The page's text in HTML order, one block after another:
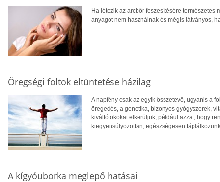
Ha létezik az arcbőr feszesítésére természetes
anyagot nem használnak és mégis látványos,
Öregségi foltok eltüntetése házilag
A napfény csak az egyik összetevő, ugyanis a
öregedés, a genetika, bizonyos gyógyszerek,
kiváltó okokat elkerüljük, például azzal, hogy
kiegyensúlyozottan, egészségesen
A kígyóuborka meglepő hatásai